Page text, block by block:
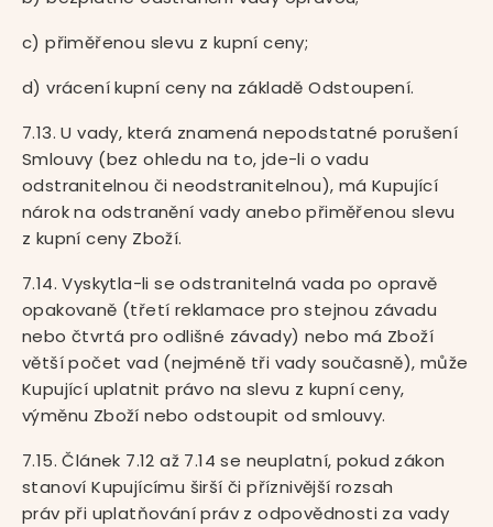
c) přiměřenou slevu z kupní ceny;
d) vrácení kupní ceny na základě Odstoupení.
7.13. U vady, která znamená nepodstatné porušení
Smlouvy (bez ohledu na to, jde-li o vadu
odstranitelnou či neodstranitelnou), má Kupující
nárok na odstranění vady anebo přiměřenou slevu
z kupní ceny Zboží.
7.14. Vyskytla-li se odstranitelná vada po opravě
opakovaně (třetí reklamace pro stejnou závadu
nebo čtvrtá pro odlišné závady) nebo má Zboží
větší počet vad (nejméně tři vady současně), může
Kupující uplatnit právo na slevu z kupní ceny,
výměnu Zboží nebo odstoupit od smlouvy.
7.15. Článek 7.12 až 7.14 se neuplatní, pokud zákon
stanoví Kupujícímu širší či příznivější rozsah
práv při uplatňování práv z odpovědnosti za vady